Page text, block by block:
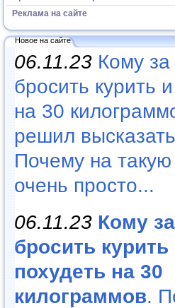
Реклама на сайте
Новое на сайте
06.11.23 Кому
бросить курить
на 30
решил
Почему на
очень просто...
06.11.23 Кому
бросить курить
похудеть на 30
килограммов.